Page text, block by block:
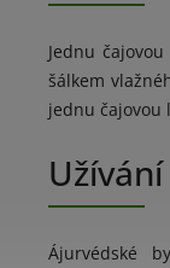
Jednu
šálkem
jednu čajovou
Užívání
Ájurvédské